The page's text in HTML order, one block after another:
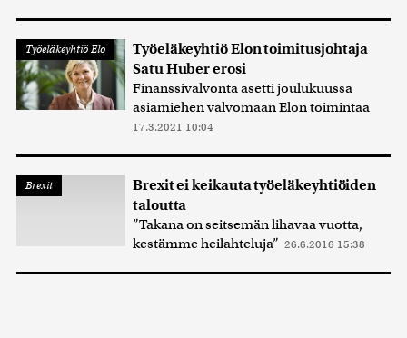
Työeläkeyhtiö Elo
Työeläkeyhtiö Elon toimitusjohtaja
Satu Huber erosi
Finanssivalvonta asetti joulukuussa
asiamiehen valvomaan Elon toimintaa
17.3.2021 10:04
Brexit
Brexit ei keikauta työeläkeyhtiöiden
taloutta
”Takana on seitsemän lihavaa vuotta,
kestämme heilahteluja” 26.6.2016 15:38